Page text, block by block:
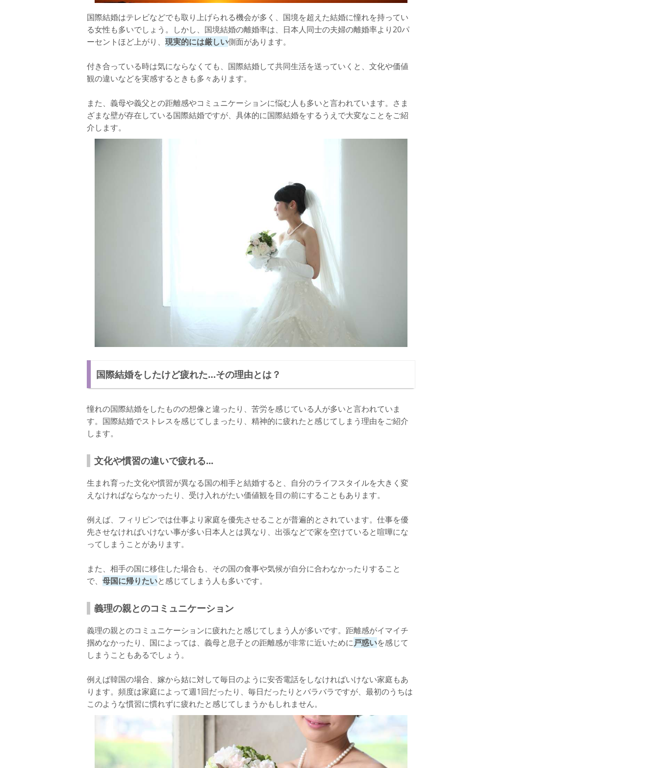
国際結婚はテレビなどでも取り上げられる機会が多く、国境を超えた結婚に憧れを持ってい
る女性も多いでしょう。しかし、国境結婚の離婚率は、日本人同士の夫婦の離婚率より20パ
ーセントほど上がり、 現実的には厳しい側面があります。
付き合っている時は気にならなくても、国際結婚して共同生活を送っていくと、文化や価値
観の違いなどを実感するときも多々あります。
また、義母や義父との距離感やコミュニケーションに悩む人も多いと言われています。さま
ざまな壁が存在している国際結婚ですが、具体的に国際結婚をするうえで大変なことをご紹
介します。
国際結婚をしたけど疲れた…その理由とは？
憧れの国際結婚をしたものの想像と違ったり、苦労を感じている人が多いと言われていま
す。国際結婚でストレスを感じてしまったり、精神的に疲れたと感じてしまう理由をご紹介
します。
文化や慣習の違いで疲れる...
生まれ育った文化や慣習が異なる国の相手と結婚すると、自分のライフスタイルを大きく変
えなければならなかったり、受け入れがたい価値観を目の前にすることもあります。
例えば、フィリピンでは仕事より家庭を優先させることが普遍的とされています。仕事を優
先させなければいけない事が多い日本人とは異なり、出張などで家を空けていると喧嘩にな
ってしまうことがあります。
また、相手の国に移住した場合も、その国の食事や気候が自分に合わなかったりすること
で、 母国に帰りたいと感じてしまう人も多いです。
義理の親とのコミュニケーション
義理の親とのコミュニケーションに疲れたと感じてしまう人が多いです。距離感がイマイチ
掴めなかったり、国によっては、義母と息子との距離感が非常に近いために戸惑いを感じて
しまうこともあるでしょう。
例えば韓国の場合、嫁から姑に対して毎日のように安否電話をしなければいけない家庭もあ
ります。頻度は家庭によって週1回だったり、毎日だったりとバラバラですが、最初のうちは
このような慣習に慣れずに疲れたと感じてしまうかもしれません。